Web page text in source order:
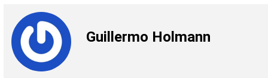
Guillermo Holmann